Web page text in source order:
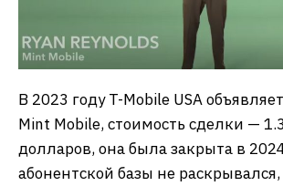
В 2023 году T-Mobile USA
Mint Mobile, стоимость сделки —
долларов, она была закрыта в
абонентской базы не